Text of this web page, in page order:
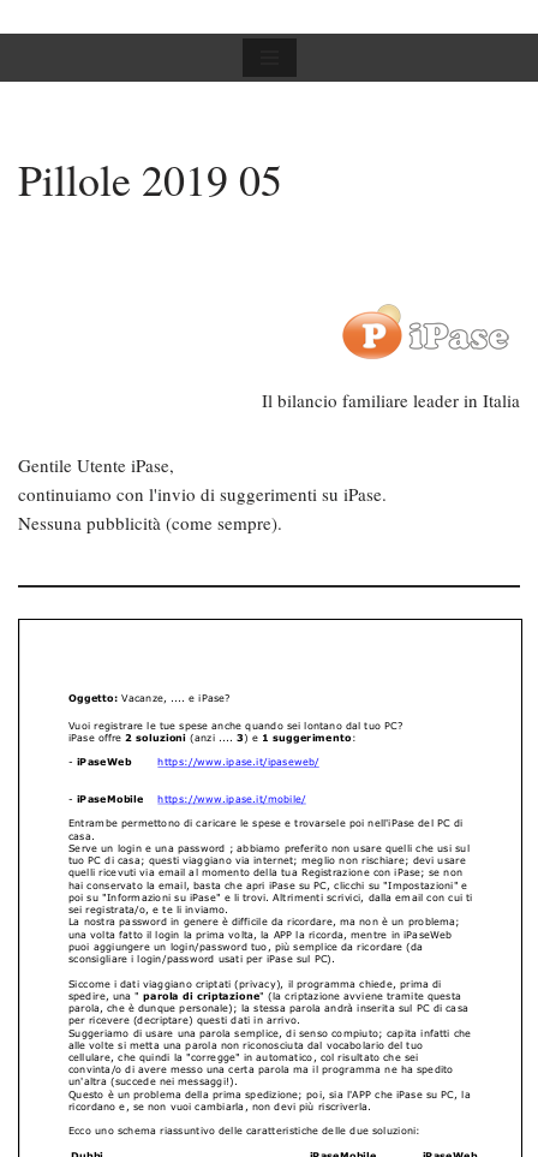
Pillole 2019 05
Il bilancio familiare leader in Italia
Gentile Utente iPase,
continuiamo con l'invio di suggerimenti su iPase.
Nessuna pubblicità (come sempre).